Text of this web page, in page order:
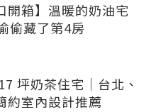
開箱】溫暖的奶油宅
偷藏了第4房
坪奶茶住宅｜台北、
約室內設計推薦